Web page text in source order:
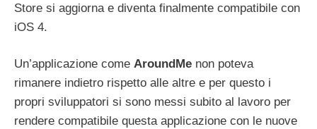
Store si aggiorna e diventa finalmente compatibile con
iOS 4.
Un’applicazione come AroundMe non poteva
rimanere indietro rispetto alle altre e per questo i
propri sviluppatori si sono messi subito al lavoro per
rendere compatibile questa applicazione con le nuove